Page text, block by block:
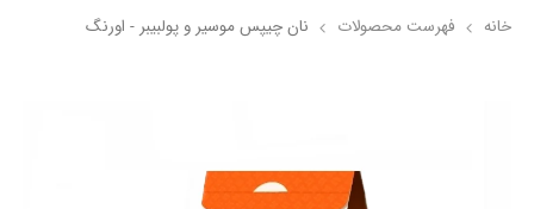
خانه فهرست محصولات نان چیپس موسیر و پولبیبر - اورنگ